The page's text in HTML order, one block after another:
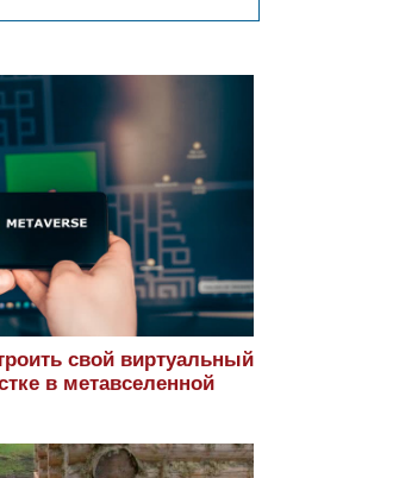
свой виртуальный
в метавселенной